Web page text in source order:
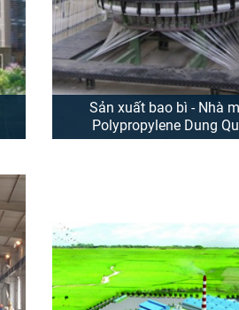
Sản xuất bao bì - Nhà
Polypropylene Dung
Công ty CP Xây lắp Dầu khí
Trung là đơn vị thành viên
Tổng công ty Cổ phần Xây
Dầu khí Việt Nam (PVC) làm
đầu tư và tự thi công. Dự án